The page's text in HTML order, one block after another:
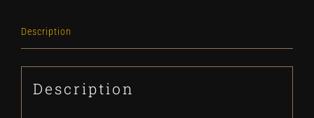
Description
Description